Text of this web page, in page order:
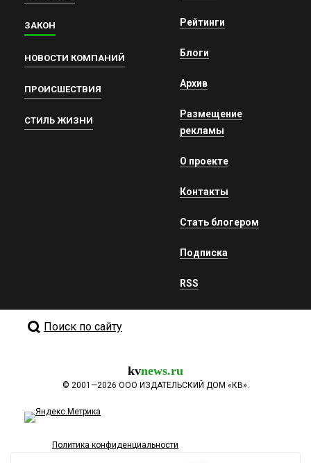
ЗАКОН
НОВОСТИ КОМПАНИЙ
ПРОИСШЕСТВИЯ
СТИЛЬ ЖИЗНИ
Рейтинги
Блоги
Архив
Размещение
рекламы
О проекте
Контакты
Стать блогером
Подписка
RSS
Поиск по сайту
kvnews.ru
© 2001—2026 ООО ИЗДАТЕЛЬСКИЙ ДОМ «КВ».
Политика конфиденциальности